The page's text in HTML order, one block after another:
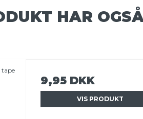
HAR
tape
9,95 DKK
VIS PRODUKT